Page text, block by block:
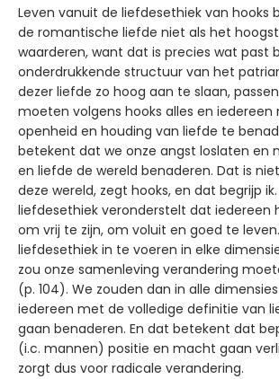
Leven vanuit de liefdesethiek van hooks
de romantische liefde niet als het
waarderen, want dat is precies wat past
onderdrukkende structuur van het
dezer liefde zo hoog aan te slaan,
moeten volgens hooks alles en iedereen
openheid en houding van liefde te
betekent dat we onze angst loslaten en
en liefde de wereld benaderen. Dat is
deze wereld, zegt hooks, en dat begrijp ik.
liefdesethiek veronderstelt dat
om vrij te zijn, om voluit en goed te
liefdesethiek in te voeren in elke
zou onze samenleving verandering
(p. 104). We zouden dan in alle
iedereen met de volledige definitie van
gaan benaderen. En dat betekent dat
(i.c. mannen) positie en macht gaan
zorgt dus voor radicale verandering.